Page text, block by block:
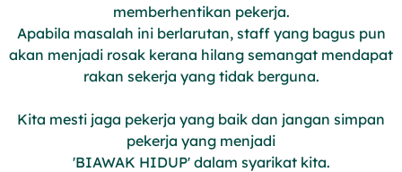
memberhentikan pekerja.
Apabila masalah ini berlarutan, staff yang bagus pun
akan menjadi rosak kerana hilang semangat mendapat
rakan sekerja yang tidak berguna.
Kita mesti jaga pekerja yang baik dan jangan simpan
pekerja yang menjadi
'BIAWAK HIDUP' dalam syarikat kita.